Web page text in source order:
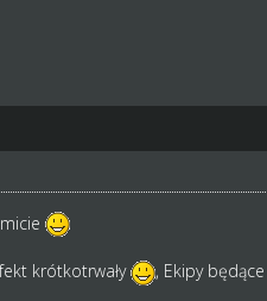
krótkotrwały , Ekipy